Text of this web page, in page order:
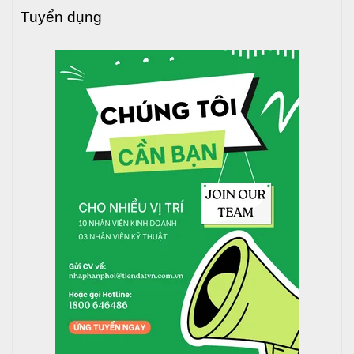
lỗ bắt vít nở.
tránh rung lắc trong quá trình sử dụng.
Bước 8: Hoàn thành lắp đặt
Kiểm tra lại toàn bộ các khớp nối, chân đế, vị trí đặt
bồn để đảm bảo an toàn.
Xả nước thử để kiểm tra độ chắc chắn và khả năng
hoạt động của bồn.
Với quy trình lắp đặt đúng kỹ thuật, bồn nước inox Toàn Mỹ
sẽ vận hành ổn định, an toàn và bền bỉ theo thời gian.
Tuyển dụng